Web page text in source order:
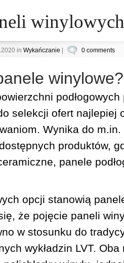
winylowych
in Wykańczanie 0 comments
winylowe?
selekcji ofert najlepiej
Wynika do
produktów,
panele
opcji stanowią
że pojęcie paneli
w stosunku do
wykładzin LVT. Oba